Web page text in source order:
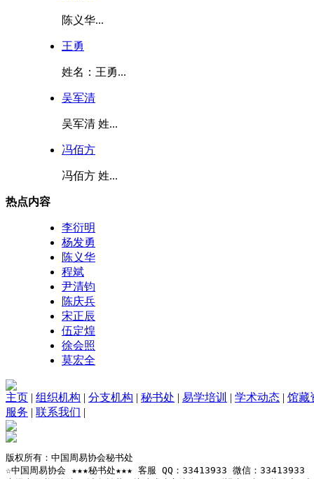
陈义华...
王勇
姓名：王勇...
吴军清
吴军清 姓...
冯佰方
冯佰方 姓...
热点内容
李衍明
杨发勇
陈义华
程斌
尹清钧
陈庆兵
宋正辰
伍定煌
徐会照
莫宏全
主页 | 组织机构 | 分支机构 | 秘书处 | 易学培训 | 学术动态 | 馆藏
服务 | 联系我们 |
版权所有：中国周易协会秘书处
☆中国周易协会 ★★★秘书处★★★ 客服 QQ：33413933 微信：33413933